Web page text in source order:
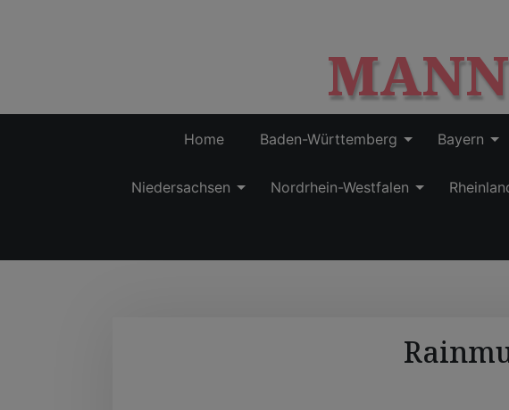
Home Baden-Württemberg Bayern
Niedersachsen Nordrhein-Westfalen